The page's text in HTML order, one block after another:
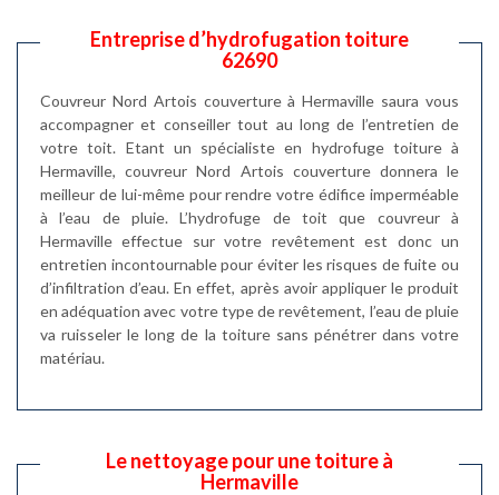
Entreprise d’hydrofugation toiture
62690
Couvreur Nord Artois couverture à Hermaville saura vous
accompagner et conseiller tout au long de l’entretien de
votre toit. Etant un spécialiste en hydrofuge toiture à
Hermaville, couvreur Nord Artois couverture donnera le
meilleur de lui-même pour rendre votre édifice imperméable
à l’eau de pluie. L’hydrofuge de toit que couvreur à
Hermaville effectue sur votre revêtement est donc un
entretien incontournable pour éviter les risques de fuite ou
d’infiltration d’eau. En effet, après avoir appliquer le produit
en adéquation avec votre type de revêtement, l’eau de pluie
va ruisseler le long de la toiture sans pénétrer dans votre
matériau.
Le nettoyage pour une toiture à
Hermaville